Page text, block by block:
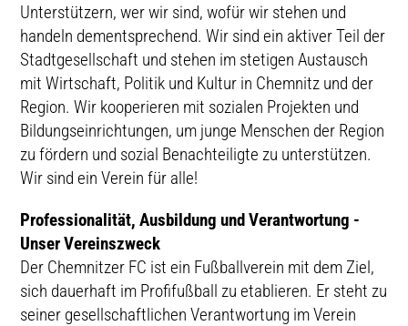
Unterstützern, wer wir sind, wofür wir stehen und
handeln dementsprechend. Wir sind ein aktiver Teil der
Stadtgesellschaft und stehen im stetigen Austausch
mit Wirtschaft, Politik und Kultur in Chemnitz und der
Region. Wir kooperieren mit sozialen Projekten und
Bildungseinrichtungen, um junge Menschen der Region
zu fördern und sozial Benachteiligte zu unterstützen.
Wir sind ein Verein für alle!
Professionalität, Ausbildung und Verantwortung -
Unser Vereinszweck
Der Chemnitzer FC ist ein Fußballverein mit dem Ziel,
sich dauerhaft im Profifußball zu etablieren. Er steht zu
seiner gesellschaftlichen Verantwortung im Verein